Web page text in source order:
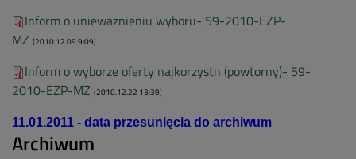
Inform o uniewaznieniu wyboru- 59-2010-EZP-
MZ (2010.12.09 9:09)
Inform o wyborze oferty najkorzystn (powtorny)- 59-
2010-EZP-MZ (2010.12.22 13:39)
11.01.2011 - data przesunięcia do archiwum
Archiwum